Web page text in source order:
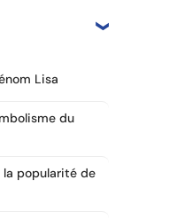
Lisa
du
popularité de